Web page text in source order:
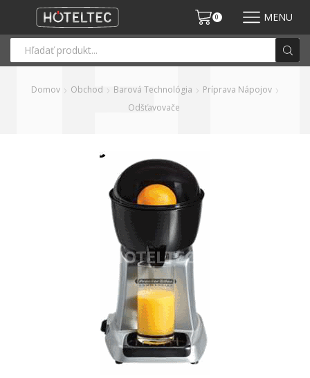
0 MENU
Domov Obchod Barová Technológia
Príprava Nápojov
Odšťavovače